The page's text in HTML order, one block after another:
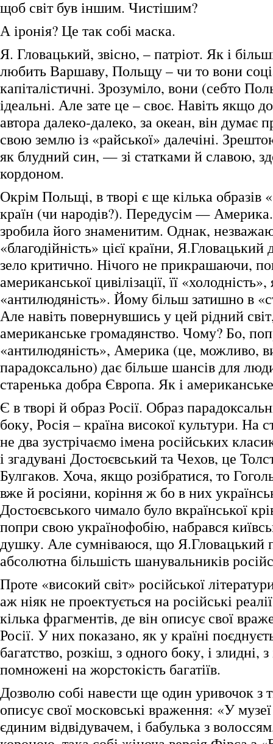
щоб світ був іншим. Чистішим?
А іронія? Це так собі маска.
Я. Гловацький, звісно, – патріот. Як і
любить Варшаву, Польщу – чи то вони
капіталістичні. Зрозуміло, вони (себто
ідеальні. Але зате це – своє. Навіть якщо
автора далеко-далеко, за океан, він думає
свою землю із «райської» далечіні.
як блудний син, — зі статками й славою,
кордоном.
Окрім Польщі, в творі є ще кілька образів
країн (чи народів?). Передусім —
зробила його знаменитим. Однак,
«благодійність» цієї країни, Я.Гловацький
зело критично. Нічого не прикрашаючи,
американської цивілізації, її
«антилюдяність». Йому більш затишно в
Але навіть повернувшись у цей рідний
американське громадянство. Чому? Бо,
«антилюдяність», Америка (це, можливо,
парадоксально) дає більше шансів для
старенька добра Європа. Як і
Є в творі й образ Росії. Образ
боку, Росія – країна високої культури. На
не два зустрічаємо імена російських
і згадувані Достоєвський та Чехов, це
Булгаков. Хоча, якщо розібратися, то
вже й росіяни, коріння ж бо в них
Достоєвського чимало було вкраїнської
попри свою українофобію, набрався
душку. Але сумніваюся, що Я.Гловацький
абсолютна більшість шанувальників
Проте «високий світ» російської
аж ніяк не проектується на російські
кілька фрагментів, де він описує свої
Росії. У них показано, як у країні
багатство, розкіш, з одного боку, і злидні,
помножені на жорстокість багатіїв.
Дозволю собі навести ще один уривочок з
описує свої московські враження: «У
єдиним відвідувачем, і бабулька з